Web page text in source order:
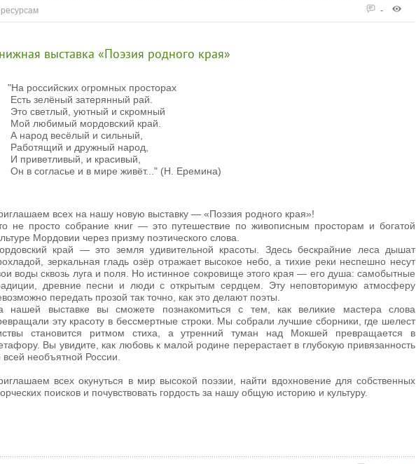
-
выставка «Поэзия родного края»
российских огромных просторах
зелёный затерянный рай.
светлый, уютный и скромный
любимый мордовский край.
народ весёлый и сильный,
и дружный народ,
приветливый, и красивый,
в согласье и в мире живёт..." (Н. Еремина)
всех на нашу новую выставку — «Поэзия родного края»!
не просто собрание книг — это путешествие по живописным просторам и богатой
Мордовии через призму поэтического слова.
край — это земля удивительной красоты. Здесь бескрайние леса дышат
зеркальная гладь озёр отражает высокое небо, а тихие реки неспешно несут
воды сквозь луга и поля. Но истинное сокровище этого края — его душа: самобытные
древние песни и люди с открытым сердцем. Эту неповторимую атмосферу
передать прозой так точно, как это делают поэты.
нашей выставке вы сможете познакомиться с тем, как великие мастера слова
эту красоту в бессмертные строки. Мы собрали лучшие сборники, где шелест
становится ритмом стиха, а утренний туман над Мокшей превращается в
Вы увидите, как любовь к малой родине перерастает в глубокую привязанность
всей необъятной России.
всех окунуться в мир высокой поэзии, найти вдохновение для собственных
поисков и почувствовать гордость за нашу общую историю и культуру.